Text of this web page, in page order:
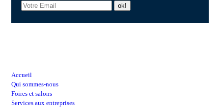
Accueil
Qui sommes-nous
Foires et salons
Services aux entreprises